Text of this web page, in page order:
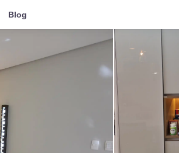
Blog